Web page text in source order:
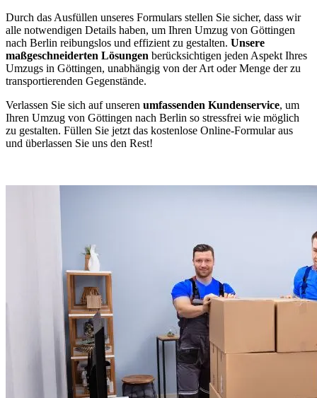
Durch das Ausfüllen unseres Formulars stellen Sie sicher, dass wir
alle notwendigen Details haben, um Ihren Umzug von Göttingen
nach Berlin reibungslos und effizient zu gestalten. Unsere
maßgeschneiderten Lösungen berücksichtigen jeden Aspekt Ihres
Umzugs in Göttingen, unabhängig von der Art oder Menge der zu
transportierenden Gegenstände.
Verlassen Sie sich auf unseren umfassenden Kundenservice, um
Ihren Umzug von Göttingen nach Berlin so stressfrei wie möglich
zu gestalten. Füllen Sie jetzt das kostenlose Online-Formular aus
und überlassen Sie uns den Rest!